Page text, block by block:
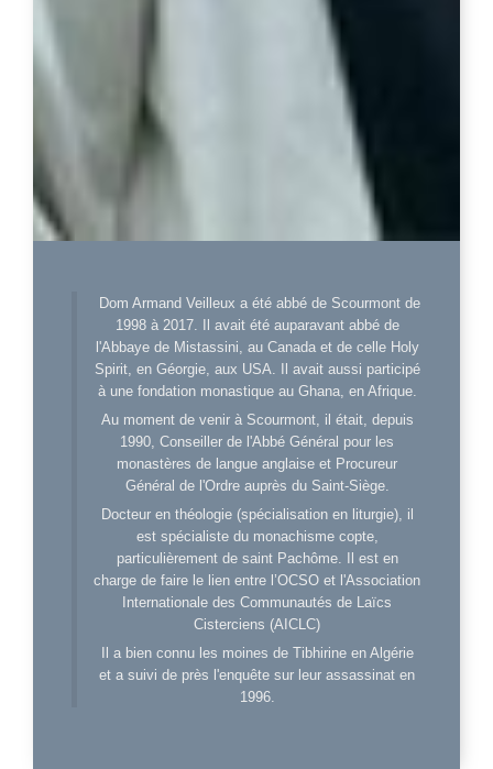
Dom Armand Veilleux a été abbé de Scourmont de
1998 à 2017. Il avait été auparavant abbé de
l'Abbaye de Mistassini, au Canada et de celle Holy
Spirit, en Géorgie, aux USA. Il avait aussi participé
à une fondation monastique au Ghana, en Afrique.
Au moment de venir à Scourmont, il était, depuis
1990, Conseiller de l'Abbé Général pour les
monastères de langue anglaise et Procureur
Général de l'Ordre auprès du Saint-Siège.
Docteur en théologie (spécialisation en liturgie), il
est spécialiste du monachisme copte,
particulièrement de saint Pachôme. Il est en
charge de faire le lien entre l’OCSO et l'Association
Internationale des Communautés de Laïcs
Cisterciens (AICLC)
Il a bien connu les moines de Tibhirine en Algérie
et a suivi de près l'enquête sur leur assassinat en
1996.